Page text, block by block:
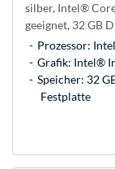
silber, Intel®
geeignet, 32 GB
Prozessor:
Grafik: Intel®
Speicher: 32
Festplatte